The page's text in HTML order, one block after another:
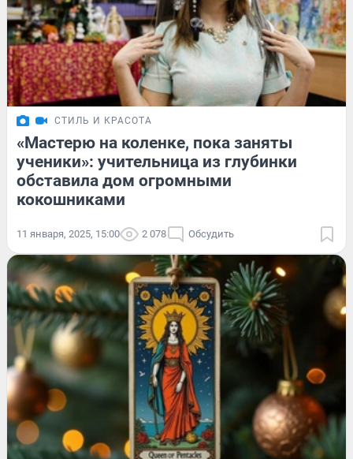
СТИЛЬ И КРАСОТА
«Мастерю на коленке, пока заняты
ученики»: учительница из глубинки
обставила дом огромными
кокошниками
11 января, 2025, 15:00 2 078 Обсудить